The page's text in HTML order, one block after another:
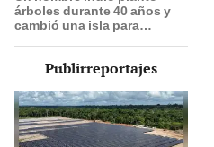
árboles durante 40 años y
cambió una isla para
Parque de las Leyendas de
Publirreportajes